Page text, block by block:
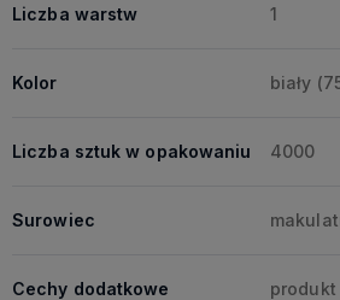
Liczba warstw 1
Kolor biały
Liczba sztuk w opakowaniu 4000
Surowiec
Cechy dodatkowe
produkt